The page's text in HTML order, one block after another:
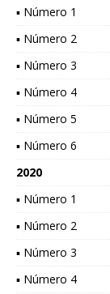
▪ Número 1
▪ Número 2
▪ Número 3
▪ Número 4
▪ Número 5
▪ Número 6
2020
▪ Número 1
▪ Número 2
▪ Número 3
▪ Número 4